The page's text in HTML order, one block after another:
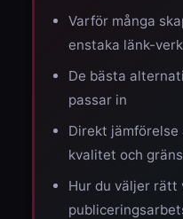
Varför många
enstaka länk-
De bästa
passar in
Direkt jämförelse
kvalitet och
Hur du väljer